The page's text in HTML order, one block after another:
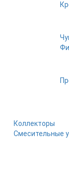
Коллекторы
Смесительные